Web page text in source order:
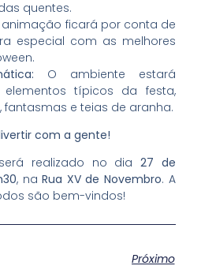
quentes.
animação ficará por conta de
especial com as melhores
O ambiente estará
típicos da festa,
e teias de aranha.
com a gente!
realizado no dia 27 de
, naRua XV de Novembro. A
são bem-vindos!
Próximo